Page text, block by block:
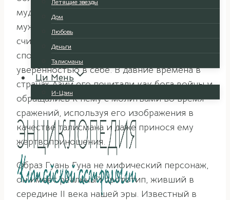
Летящие звезды
Дом
Любовь
Деньги
Талисманы
Ци Мень
И-Цзин
мудростью и справедливостью, верностью,
мужеством, храбростью и честью. Он
считается олицетворением этих качеств и
способен наделять целеустремленностью и
уверенностью в себе. В давние времена в
странах Азии его почитали как бога войны и
обращались к нему с молитвами во время
сражений, используя его изображения в
качестве талисмана и даже принося ему
жертвоприношения.
Образ Гуань Гуна не мифический персонаж,
он имеет реальный прототип, живший в
середине II века нашей эры. Известный в